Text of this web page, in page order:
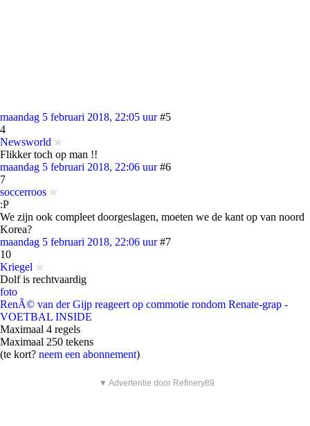
maandag 5 februari 2018, 22:05 uur #5
4
Newsworld
Flikker toch op man !!
maandag 5 februari 2018, 22:06 uur #6
7
soccerroos
:P
We zijn ook compleet doorgeslagen, moeten we de kant op van noord
Korea?
maandag 5 februari 2018, 22:06 uur #7
10
Kriegel
Dolf is rechtvaardig
foto
RenÃ© van der Gijp reageert op commotie rondom Renate-grap -
VOETBAL INSIDE
Maximaal 4 regels
Maximaal 250 tekens
(te kort? neem een abonnement)
▼ Advertentie door Refinery89